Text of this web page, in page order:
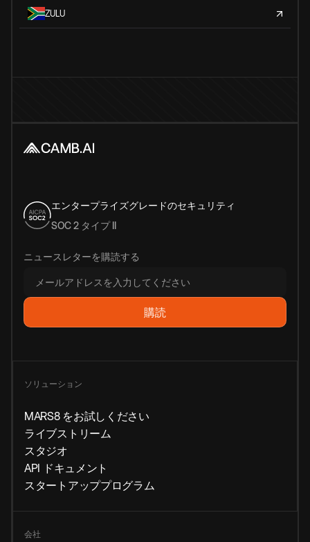
ZULU
エンタープライズグレードのセキュリティ
SOC 2 タイプ II
ニュースレターを購読する
ソリューション
MARS8 をお試しください
ライブストリーム
スタジオ
API ドキュメント
スタートアッププログラム
会社